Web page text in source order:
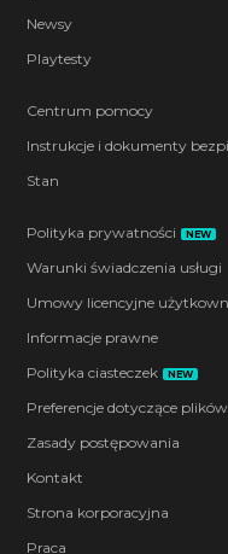
Newsy
Playtesty
Centrum pomocy
Instrukcje i dokumenty
Stan
Polityka prywatności NEW
Warunki świadczenia usługi
Umowy licencyjne
Informacje prawne
Polityka ciasteczek
NEW
Preferencje dotyczące
Zasady postępowania
Kontakt
Strona korporacyjna
Praca